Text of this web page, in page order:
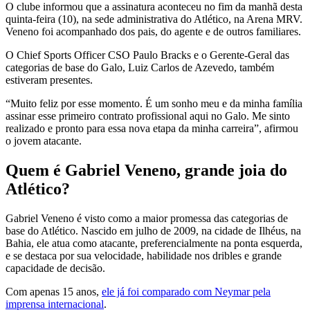
O clube informou que a assinatura aconteceu no fim da manhã desta
quinta-feira (10), na sede administrativa do Atlético, na Arena MRV.
Veneno foi acompanhado dos pais, do agente e de outros familiares.
O Chief Sports Officer CSO Paulo Bracks e o Gerente-Geral das
categorias de base do Galo, Luiz Carlos de Azevedo, também
estiveram presentes.
“Muito feliz por esse momento. É um sonho meu e da minha família
assinar esse primeiro contrato profissional aqui no Galo. Me sinto
realizado e pronto para essa nova etapa da minha carreira”, afirmou
o jovem atacante.
Quem é Gabriel Veneno, grande joia do
Atlético?
Gabriel Veneno é visto como a maior promessa das categorias de
base do Atlético. Nascido em julho de 2009, na cidade de Ilhéus, na
Bahia, ele atua como atacante, preferencialmente na ponta esquerda,
e se destaca por sua velocidade, habilidade nos dribles e grande
capacidade de decisão.
Com apenas 15 anos, ele já foi comparado com Neymar pela
imprensa internacional.